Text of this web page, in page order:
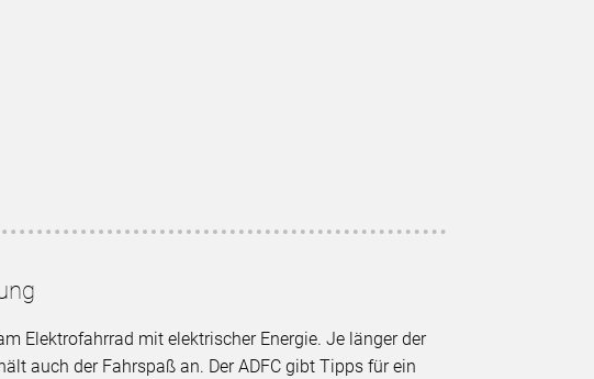
Elektrofahrrad mit elektrischer Energie. Je länger der
auch der Fahrspaß an. Der ADFC gibt Tipps für ein